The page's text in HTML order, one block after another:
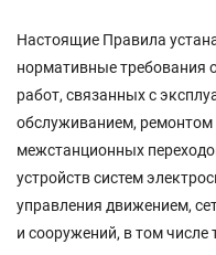
Настоящие Правила
нормативные требования
работ, связанных с
обслуживанием, ремонтом
межстанционных
устройств систем
управления движением,
и сооружений, в том